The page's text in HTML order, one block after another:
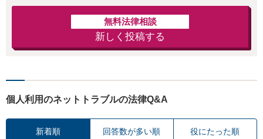
無料法律相談
新しく投稿する
個人利用のネットトラブルの法律Q&A
新着順 回答数が多い順 役にたった順